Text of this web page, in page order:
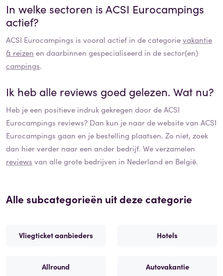
In welke sectoren isACSI Eurocampings
actief?
ACSI Eurocampings is vooral actief in de categorievakantie
& reizen en daarbinnen gespecialiseerd in de sector(en)
campings.
Ik heb alle reviews goed gelezen. Wat nu?
Heb je een positieve indruk gekregen door deACSI
Eurocampings reviews? Dan kun je naar de website van ACSI
Eurocampings gaan en je bestelling plaatsen. Zo niet, zoek
dan hier verder naar een ander bedrijf. We verzamelen
reviews van alle grote bedrijven in Nederland en België.
Alle subcategorieën uit deze categorie
Vliegticket aanbieders Hotels
Allround Autovakantie